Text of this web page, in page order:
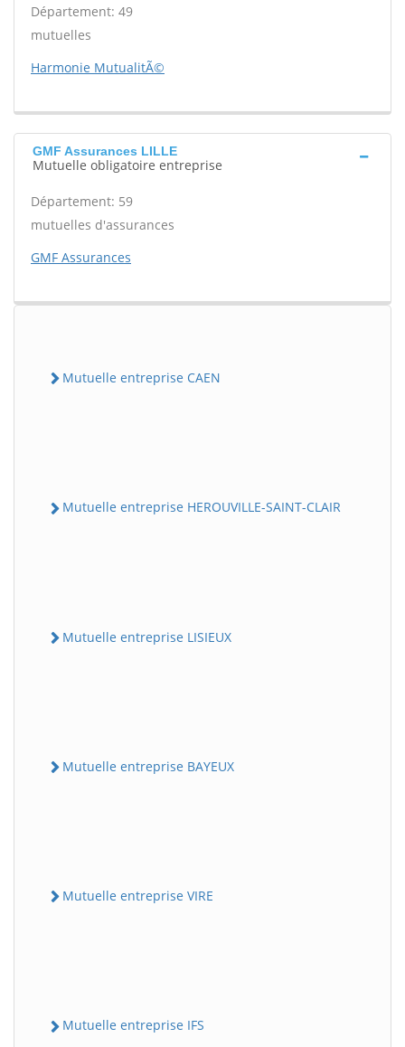
Département: 49
mutuelles
Harmonie MutualitÃ©
GMF Assurances LILLE
Mutuelle obligatoire entreprise
Département: 59
mutuelles d'assurances
GMF Assurances
Mutuelle entreprise CAEN
Mutuelle entreprise HEROUVILLE-SAINT-CLAIR
Mutuelle entreprise LISIEUX
Mutuelle entreprise BAYEUX
Mutuelle entreprise VIRE
Mutuelle entreprise IFS